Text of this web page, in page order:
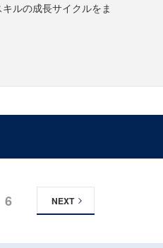
ルの成長サイクルをま
6 NEXT